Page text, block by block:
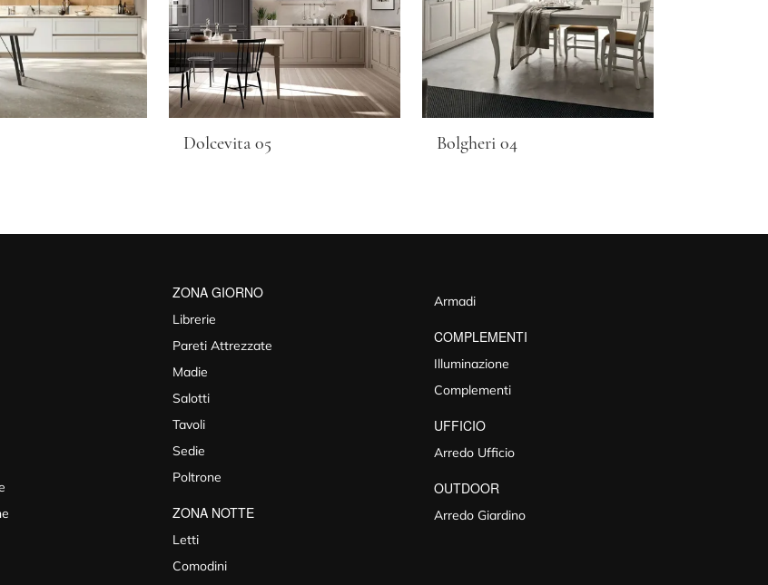
Dolcevita 05 Bolgheri 04
ZONA GIORNO
Librerie
Pareti Attrezzate
Madie
Salotti
Tavoli
Sedie
Poltrone
ZONA NOTTE
Letti
Comodini
Armadi
COMPLEMENTI
Illuminazione
Complementi
UFFICIO
Arredo Ufficio
OUTDOOR
Arredo Giardino